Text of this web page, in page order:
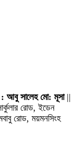
আবু সালেহ মো: মূসা||
রোড, ইডেন
রোড, ময়মনসিংহ